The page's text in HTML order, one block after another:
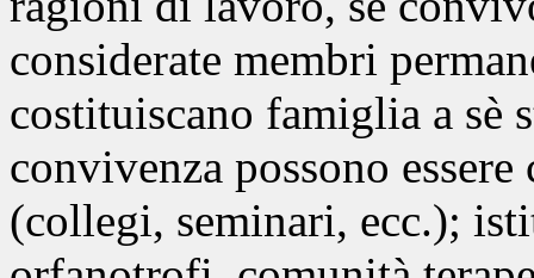
considerate membri
costituiscano famiglia a
convivenza possono
(collegi, seminari, ecc.);